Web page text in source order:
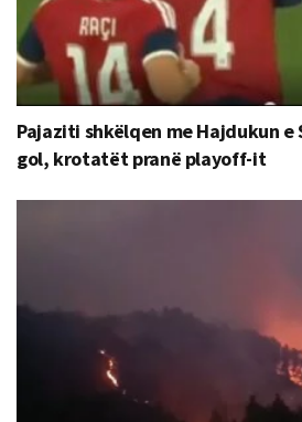
Pajaziti shkëlqen me Hajdukun
gol, krotatët pranë playoff-it